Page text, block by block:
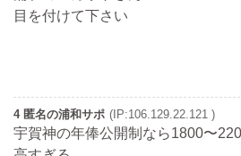
目を付けて下さい
4 匿名の浦和サポ (IP:106.129.22.121 )
宇賀神の年俸公開制なら1800〜